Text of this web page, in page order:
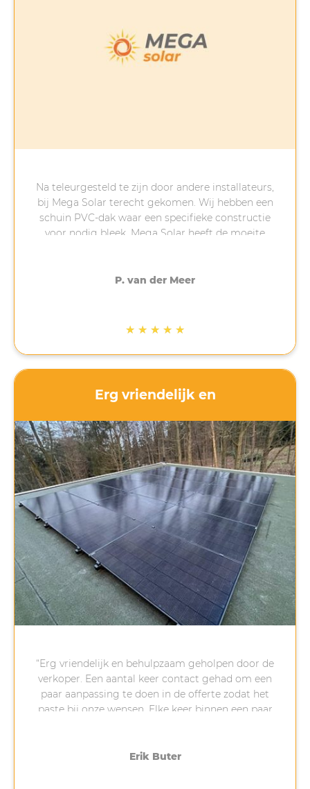
Na teleurgesteld te zijn door andere installateurs,
bij Mega Solar terecht gekomen. Wij hebben een
schuin PVC-dak waar een specifieke constructie
voor nodig bleek. Mega Solar heeft de moeite
langer dan verwacht maar uiteindelijk vorige
communicatie belangrijk. Dat heeft Mega Solar
werden snel beantwoord. Ik ben goed op de
hoogte gehouden van het proces. Als nu ook de
zon nog gaat schijnen komt het helemaal goed!
P. van der Meer
★ ★ ★ ★ ★
Erg vriendelijk en
“Erg vriendelijk en behulpzaam geholpen door de
verkoper. Een aantal keer contact gehad om een
paar aanpassing te doen in de offerte zodat het
paste bij onze wensen. Elke keer binnen een paar
gemaakt om te installeren, 4-5 weken later.
Erik Buter